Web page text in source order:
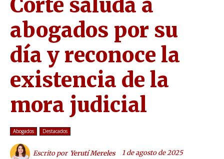
Corte saluda a
abogados por su
día y reconoce la
existencia de la
mora judicial
Abogados Destacados
Escrito por Yerutí Mereles 1 de agosto de 2025